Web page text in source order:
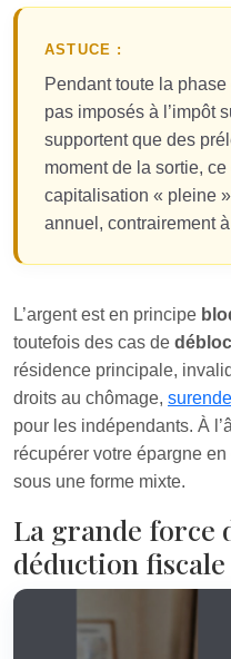
ASTUCE :
Pendant toute la
pas imposés à l’impôt
supportent que des
moment de la sortie,
capitalisation « pleine
annuel, contrairement
L’argent est en principe
toutefois des cas de
résidence principale,
droits au chômage,
pour les indépendants. À
récupérer votre épargne
sous une forme mixte.
La grande force
déduction fiscale